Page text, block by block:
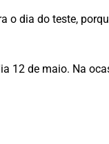
o dia do teste,
12 de maio. Na